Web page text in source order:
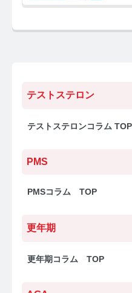
テストステロン
テストステロンコラム TOP
PMS
PMSコラム TOP
更年期
更年期コラム TOP